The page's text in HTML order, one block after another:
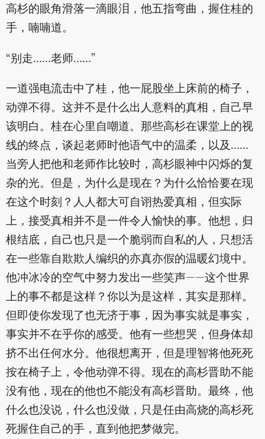
高杉的眼角滑落一滴眼泪，他五指弯曲，握住桂的
手，喃喃道。
“别走……老师……”
一道强电流击中了桂，他一屁股坐上床前的椅子，
动弹不得。这并不是什么出人意料的真相，自己早
该明白。桂在心里自嘲道。那些高杉在课堂上的视
线的终点，谈起老师时他语气中的温柔，以及……
当旁人把他和老师作比较时，高杉眼神中闪烁的复
杂的光。但是，为什么是现在？为什么恰恰要在现
在这个时刻？人人都大可自诩热爱真相，但实际
上，接受真相并不是一件令人愉快的事。他想，归
根结底，自己也只是一个脆弱而自私的人，只想活
在一些靠自欺欺人编织的亦真亦假的温暖幻境中。
他冲冰冷的空气中努力发出一些笑声——这个世界
上的事不都是这样？你以为是这样，其实是那样。
但即使你发现了也无济于事，因为事实就是事实，
事实并不在乎你的感受。他有一些想哭，但身体却
挤不出任何水分。他很想离开，但是理智将他死死
按在椅子上，令他动弹不得。现在的高杉晋助不能
没有他，现在的他也不能没有高杉晋助。最终，他
什么也没说，什么也没做，只是任由高烧的高杉死
死握住自己的手，直到他把梦做完。